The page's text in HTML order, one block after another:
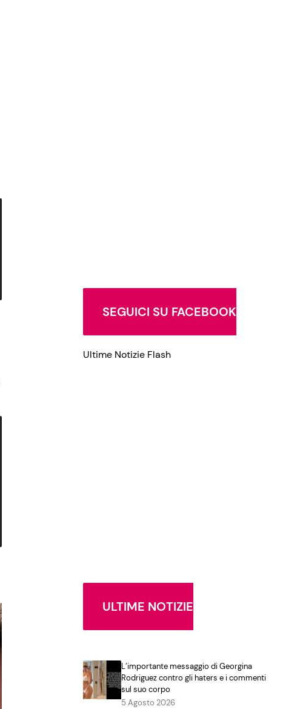
SEGUICI SU FACEBOOK
Ultime Notizie Flash
ULTIME NOTIZIE
L’importante messaggio di Georgina
Rodriguez contro gli haters e i commenti
sul suo corpo
5 Agosto 2026